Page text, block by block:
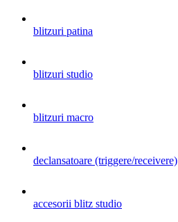
blitzuri patina
blitzuri studio
blitzuri macro
declansatoare (triggere/receivere)
accesorii blitz studio